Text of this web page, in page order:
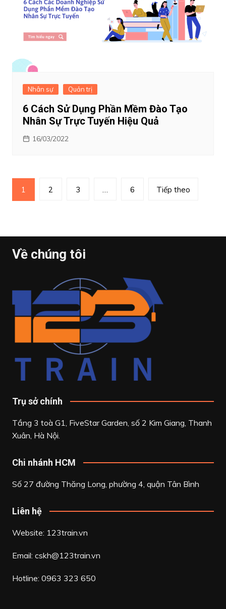
Nhân sự Quản trị
6 Cách Sử Dụng Phần Mềm Đào Tạo
Nhân Sự Trực Tuyến Hiệu Quả
16/03/2022
Điều
hướng
1 2 3 6 Tiếp theo
Về chúng tôi
Trụ sở chính
Tầng 3 toà G1, FiveStar Garden, số 2 Kim Giang, Thanh
Xuân, Hà Nội.
Chi nhánh HCM
Số 27 đường Thăng Long, phường 4, quận Tân Bình
Liên hệ
Website: 123train.vn
Email: cskh@123train.vn
Hotline: 0963 323 650